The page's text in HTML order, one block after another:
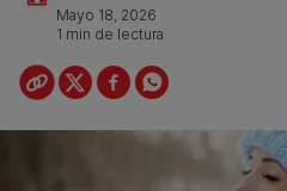
Mayo 18, 2026
1 min de lectura